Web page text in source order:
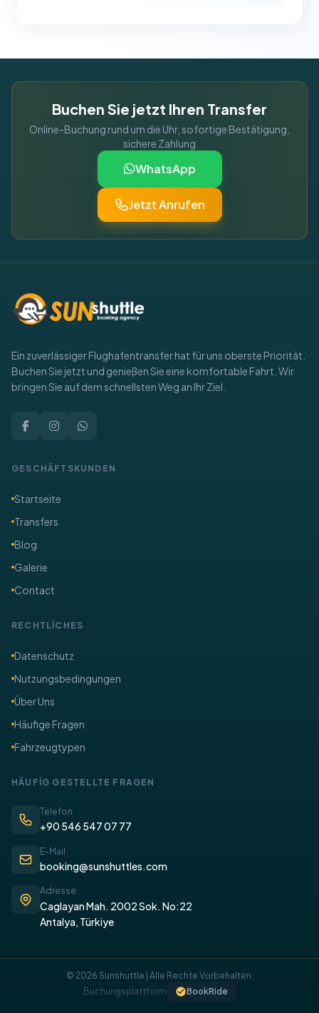
Buchen Sie jetzt Ihren Transfer
Online-Buchung rund um die Uhr, sofortige Bestätigung,
sichere Zahlung
WhatsApp
Jetzt Anrufen
Ein zuverlässiger Flughafentransfer hat für uns oberste Priorität.
Buchen Sie jetzt und genießen Sie eine komfortable Fahrt. Wir
bringen Sie auf dem schnellsten Weg an Ihr Ziel.
GESCHÄFTSKUNDEN
Startseite
Transfers
Blog
Galerie
Contact
RECHTLİCHES
​Datenschutz
Nutzungsbedingungen
Über Uns
​Häufige Fragen
Fahrzeugtypen
​HÄUFİG GESTELLTE FRAGEN
Telefon
+90 546 547 07 77
E-Mail
booking@sunshuttles.com
Adresse
Caglayan Mah. 2002 Sok. No:22
Antalya, Türkiye
© 2026 Sunshuttle | Alle Rechte Vorbehalten.
Buchungsplattform
BookRide